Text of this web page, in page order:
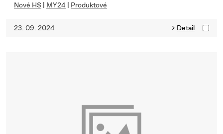
Nové HS | MY24 | Produktové
23. 09. 2024 Detail